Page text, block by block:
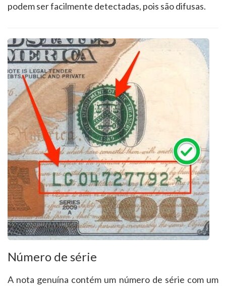
podem ser facilmente detectadas, pois são difusas.
Número de série
A nota genuína contém um número de série com um